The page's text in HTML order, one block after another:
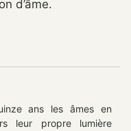
d’âme.
ans les âmes en
leur propre lumière